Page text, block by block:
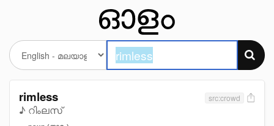
rimless
♪ റിംലസ്
src:crowd